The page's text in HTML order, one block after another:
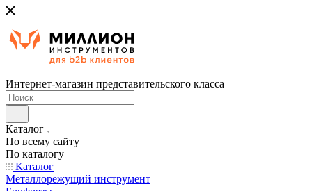
Интернет-магазин представительского класса
Каталог
По всему сайту
По каталогу
Каталог
Металлорежущий инструмент